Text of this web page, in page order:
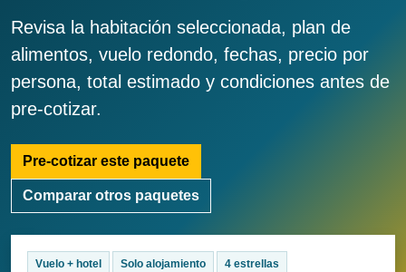
Revisa la habitación seleccionada, plan de
alimentos, vuelo redondo, fechas, precio por
persona, total estimado y condiciones antes de
pre-cotizar.
Pre-cotizar este paquete
Comparar otros paquetes
Vuelo + hotel Solo alojamiento 4 estrellas